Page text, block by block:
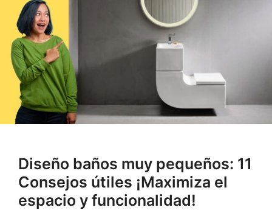
Diseño baños muy pequeños: 11
Consejos útiles ¡Maximiza el
espacio y funcionalidad!